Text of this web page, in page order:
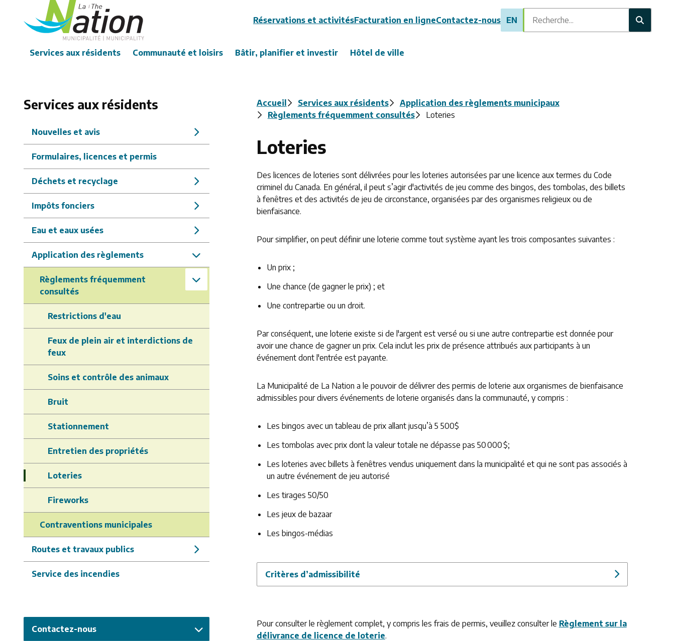
contenu
Header
Réservations et activitésFacturation en ligneContactez-nous EN
Recherche
Main
Services aux résidents Communauté et loisirs Bâtir, planifier et investir Hôtel de ville
Services aux résidents
Nouvelles et avis
Formulaires, licences et permis
Déchets et recyclage
Impôts fonciers
Eau et eaux usées
Application des règlements
Règlements fréquemment
consultés
Restrictions d'eau
Feux de plein air et interdictions de
feux
Soins et contrôle des animaux
Bruit
Stationnement
Entretien des propriétés
Loteries
Fireworks
Contraventions municipales
Routes et travaux publics
Service des incendies
Contactez-nous
Fil
d'Ariane
Accueil Services aux résidents
Application des règlements municipaux
Règlements fréquemment consultés
Loteries
Loteries
Des licences de loteries sont délivrées pour les loteries autorisées par une licence aux termes du Code
criminel du Canada. En général, il peut s’agir d'activités de jeu comme des bingos, des tombolas, des billets
à fenêtres et des activités de jeu de circonstance, organisées par des organismes religieux ou de
bienfaisance.
Pour simplifier, on peut définir une loterie comme tout système ayant les trois composantes suivantes :
Un prix ;
Une chance (de gagner le prix) ; et
Une contrepartie ou un droit.
Par conséquent, une loterie existe si de l'argent est versé ou si une autre contrepartie est donnée pour
avoir une chance de gagner un prix. Cela inclut les prix de présence attribués aux participants à un
événement dont l'entrée est payante.
La Municipalité de La Nation a le pouvoir de délivrer des permis de loterie aux organismes de bienfaisance
admissibles pour divers événements de loterie organisés dans la communauté, y compris :
Les bingos avec un tableau de prix allant jusqu’à 5 500$
Les tombolas avec prix dont la valeur totale ne dépasse pas 50 000 $;
Les loteries avec billets à fenêtres vendus uniquement dans la municipalité et qui ne sont pas associés à
un autre événement de jeu autorisé
Les tirages 50/50
Les jeux de bazaar
Les bingos-médias
Critères d’admissibilité
Pour consulter le règlement complet, y compris les frais de permis, veuillez consulter le Règlement sur la
délivrance de licence de loterie.